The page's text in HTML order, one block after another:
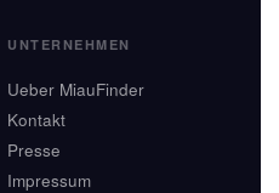
UNTERNEHMEN
Ueber MiauFinder
Kontakt
Presse
Impressum